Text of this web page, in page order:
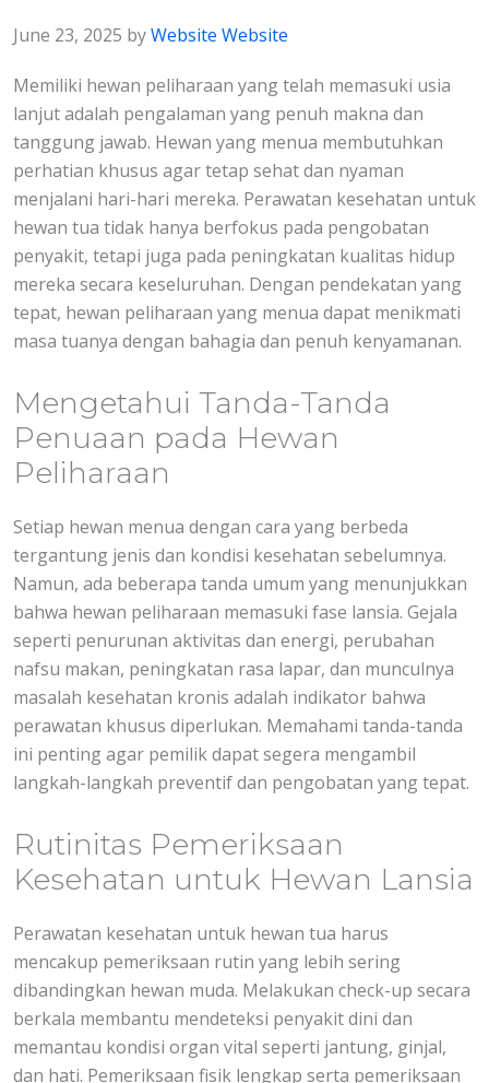
June 23, 2025 byWebsite Website
Memiliki hewan peliharaan yang telah memasuki usia
lanjut adalah pengalaman yang penuh makna dan
tanggung jawab. Hewan yang menua membutuhkan
perhatian khusus agar tetap sehat dan nyaman
menjalani hari-hari mereka. Perawatan kesehatan untuk
hewan tua tidak hanya berfokus pada pengobatan
penyakit, tetapi juga pada peningkatan kualitas hidup
mereka secara keseluruhan. Dengan pendekatan yang
tepat, hewan peliharaan yang menua dapat menikmati
masa tuanya dengan bahagia dan penuh kenyamanan.
Mengetahui Tanda-Tanda
Penuaan pada Hewan
Peliharaan
Setiap hewan menua dengan cara yang berbeda
tergantung jenis dan kondisi kesehatan sebelumnya.
Namun, ada beberapa tanda umum yang menunjukkan
bahwa hewan peliharaan memasuki fase lansia. Gejala
seperti penurunan aktivitas dan energi, perubahan
nafsu makan, peningkatan rasa lapar, dan munculnya
masalah kesehatan kronis adalah indikator bahwa
perawatan khusus diperlukan. Memahami tanda-tanda
ini penting agar pemilik dapat segera mengambil
langkah-langkah preventif dan pengobatan yang tepat.
Rutinitas Pemeriksaan
Kesehatan untuk Hewan Lansia
Perawatan kesehatan untuk hewan tua harus
mencakup pemeriksaan rutin yang lebih sering
dibandingkan hewan muda. Melakukan check-up secara
berkala membantu mendeteksi penyakit dini dan
memantau kondisi organ vital seperti jantung, ginjal,
dan hati. Pemeriksaan fisik lengkap serta pemeriksaan